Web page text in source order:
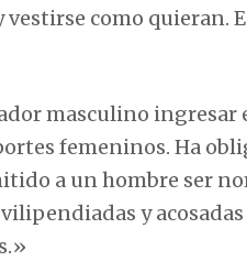
como quieran.
masculino ingresar
femeninos. Ha
a un hombre ser
y